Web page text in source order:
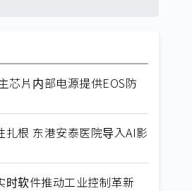
芯片内部电源提供EOS防
扎根 东港安泰医院导入AI影
时软件推动工业控制革新